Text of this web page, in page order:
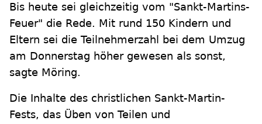
Bis heute sei gleichzeitig vom "Sankt-Martins-
Feuer" die Rede. Mit rund 150 Kindern und
Eltern sei die Teilnehmerzahl bei dem Umzug
am Donnerstag höher gewesen als sonst,
sagte Möring.
Die Inhalte des christlichen Sankt-Martin-
Fests, das Üben von Teilen und